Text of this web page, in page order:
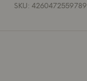
SKU: 4260472559789